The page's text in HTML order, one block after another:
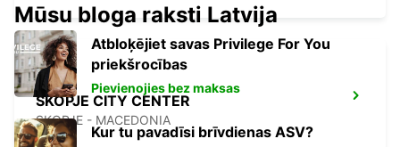
SKOPJE CITY CENTER
SKOPJE - MACEDONIA
Mūsu bloga raksti Latvija
Atbloķējiet savas Privilege For You
priekšrocības
Pievienojies bez maksas
Kur tu pavadīsi brīvdienas ASV?